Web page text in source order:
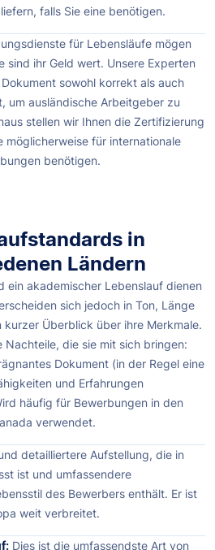
falls Sie eine benötigen.
für Lebensläufe mögen
sind ihr Geld wert. Unsere Experten
sowohl korrekt als auch
um ausländische Arbeitgeber zu
stellen wir Ihnen die Zertifizierung
möglicherweise für internationale
benötigen.
in
Ländern
ein akademischer Lebenslauf dienen
sich jedoch in Ton, Länge
kurzer Überblick über ihre Merkmale.
Nachteile, die sie mit sich bringen:
Dokument (in der Regel eine
und Erfahrungen
häufig für Bewerbungen in den
verwendet.
detailliertere Aufstellung, die in
ist und umfassendere
des Bewerbers enthält. Er ist
weit verbreitet.
Dies ist die umfassendste Art von